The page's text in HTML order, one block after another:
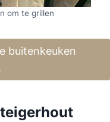
om te grillen
buitenkeuken